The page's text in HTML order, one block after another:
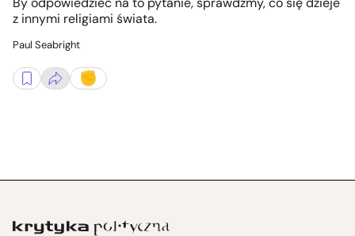
z innymi religiami świata.
Paul Seabright